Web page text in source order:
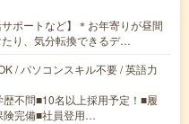
ポートなど】＊お年寄りが昼間
り、気分転換できるデ…
/ パソコンスキル不要 / 英語力
不問■10名以上採用予定！■履
険完備■社員登用…